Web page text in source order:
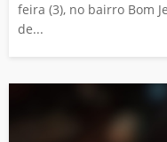
feira (3), no bairro Bom
de...